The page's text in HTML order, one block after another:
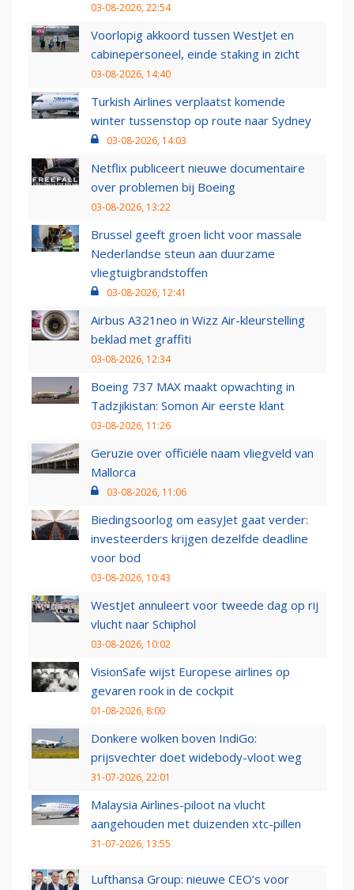
03-08-2026, 22:54
Voorlopig akkoord tussen WestJet en
cabinepersoneel, einde staking in zicht
03-08-2026, 14:40
Turkish Airlines verplaatst komende
winter tussenstop op route naar Sydney
03-08-2026, 14:03
Netflix publiceert nieuwe documentaire
over problemen bij Boeing
03-08-2026, 13:22
Brussel geeft groen licht voor massale
Nederlandse steun aan duurzame
vliegtuigbrandstoffen
03-08-2026, 12:41
Airbus A321neo in Wizz Air-kleurstelling
beklad met graffiti
03-08-2026, 12:34
Boeing 737 MAX maakt opwachting in
Tadzjikistan: Somon Air eerste klant
03-08-2026, 11:26
Geruzie over officiële naam vliegveld van
Mallorca
03-08-2026, 11:06
Biedingsoorlog om easyJet gaat verder:
investeerders krijgen dezelfde deadline
voor bod
03-08-2026, 10:43
WestJet annuleert voor tweede dag op rij
vlucht naar Schiphol
03-08-2026, 10:02
VisionSafe wijst Europese airlines op
gevaren rook in de cockpit
01-08-2026, 8:00
Donkere wolken boven IndiGo:
prijsvechter doet widebody-vloot weg
31-07-2026, 22:01
Malaysia Airlines-piloot na vlucht
aangehouden met duizenden xtc-pillen
31-07-2026, 13:55
Lufthansa Group: nieuwe CEO’s voor